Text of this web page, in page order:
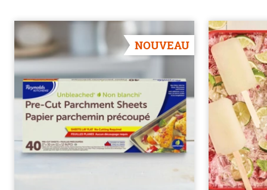
NOUVEAU